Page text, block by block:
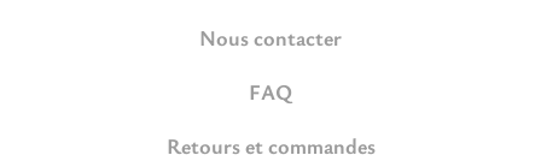
Nous contacter
FAQ
Retours et commandes